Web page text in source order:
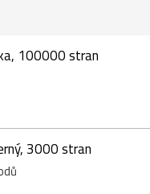
100000 stran
3000 stran